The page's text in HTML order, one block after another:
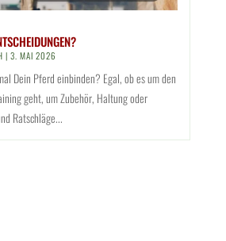
| 3. MAI 2026
Dein Pferd einbinden? Egal, ob es um den
geht, um Zubehör, Haltung oder
Ratschläge...